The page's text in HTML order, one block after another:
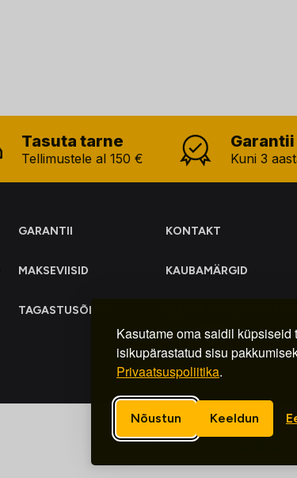
Kasutame oma saidil
isikupärastatud sisu
Privaatsuspoliitika.
Nõustun Keeldun
Tasuta tarne
Tellimustele al 150 €
Garantii
Kuni 3
GARANTII KONTAKT
MAKSEVIISID KAUBAMÄRGID
TAGASTUSÕIGUS
KOGUMINE